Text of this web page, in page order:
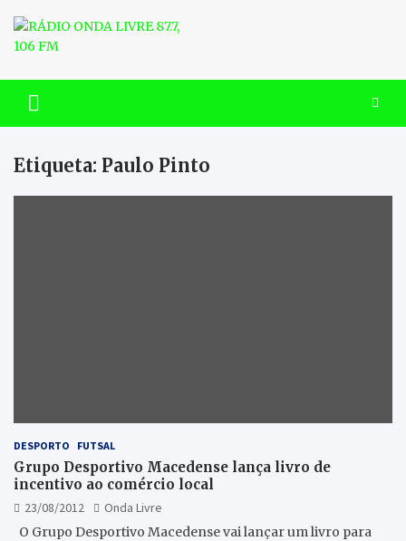
content
RÁDIO ONDA LIVRE 87.7, 106
FM
Etiqueta: Paulo Pinto
DESPORTO FUTSAL
Grupo Desportivo Macedense lança livro de
incentivo ao comércio local
23/08/2012
Onda Livre
O Grupo Desportivo Macedense vai lançar um livro para